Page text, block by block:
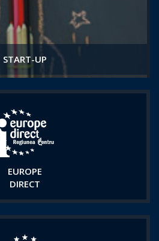
START-UP
EUROPE
DIRECT